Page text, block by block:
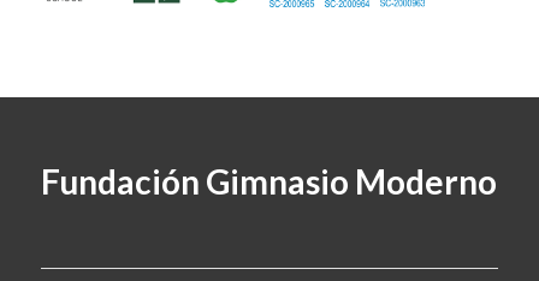
Fundación Gimnasio Moderno